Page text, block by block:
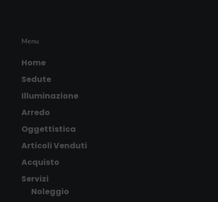
Menu
Home
Sedute
Illuminazione
Arredo
Oggettistica
Articoli Venduti
Acquisto
Servizi
Noleggio